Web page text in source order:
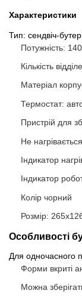
Характеристики
Тип: сендвіч-
Потужність:
Кількість
Матеріал
Термостат:
Пристрій для
Не
Індикатор
Індикатор
Колір чорний
Розмір:
Особливості
Для одночасного
Форми вкриті
Можна